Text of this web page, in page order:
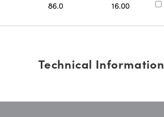
86.0 16.00
Technical Information